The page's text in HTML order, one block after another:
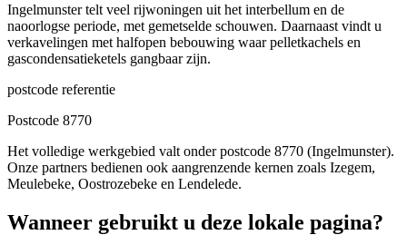
Ingelmunster telt veel rijwoningen uit het interbellum en de
naoorlogse periode, met gemetselde schouwen. Daarnaast vindt u
verkavelingen met halfopen bebouwing waar pelletkachels en
gascondensatieketels gangbaar zijn.
postcode referentie
Postcode 8770
Het volledige werkgebied valt onder postcode 8770 (Ingelmunster).
Onze partners bedienen ook aangrenzende kernen zoals Izegem,
Meulebeke, Oostrozebeke en Lendelede.
Wanneer gebruikt u deze lokale pagina?